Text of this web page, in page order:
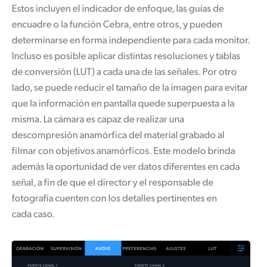
Estos incluyen el indicador de enfoque, las guías de
encuadre o la función Cebra, entre otros, y pueden
determinarse en forma independiente para cada monitor.
Incluso es posible aplicar distintas resoluciones y tablas
de conversión (LUT) a cada una de las señales. Por otro
lado, se puede reducir el tamaño de la imagen para evitar
que la información en pantalla quede superpuesta a la
misma. La cámara es capaz de realizar una
descompresión anamórfica del material grabado al
filmar con objetivos anamórficos. Este modelo brinda
además la oportunidad de ver datos diferentes en cada
señal, a fin de que el director y el responsable de
fotografía cuenten con los detalles pertinentes en
cada caso.